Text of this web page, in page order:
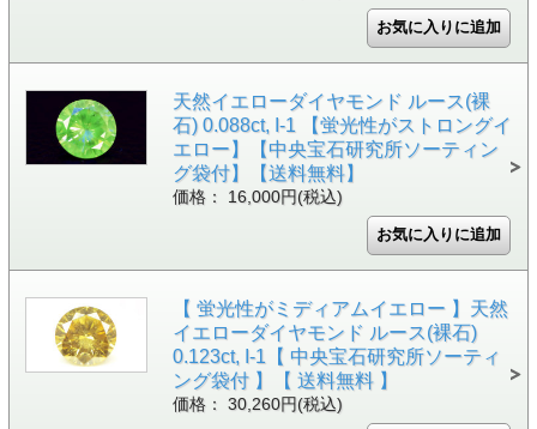
天然イエローダイヤモンド ルース(裸
石) 0.088ct, I-1 【蛍光性がストロングイ
エロー】【中央宝石研究所ソーティン
グ袋付】【送料無料】
価格： 16,000円(税込)
【 蛍光性がミディアムイエロー 】天然
イエローダイヤモンド ルース(裸石)
0.123ct, I-1【 中央宝石研究所ソーティ
ング袋付 】【 送料無料 】
価格： 30,260円(税込)